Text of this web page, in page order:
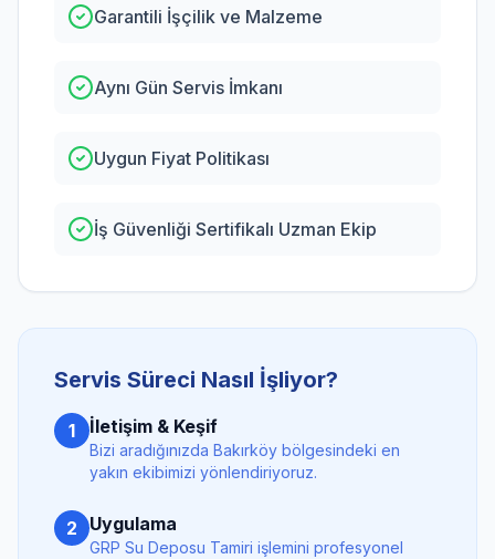
Garantili İşçilik ve Malzeme
Aynı Gün Servis İmkanı
Uygun Fiyat Politikası
İş Güvenliği Sertifikalı Uzman Ekip
Servis Süreci Nasıl İşliyor?
1 İletişim & Keşif
Bizi aradığınızda Bakırköy bölgesindeki en
yakın ekibimizi yönlendiriyoruz.
2 Uygulama
GRP Su Deposu Tamiri işlemini profesyonel